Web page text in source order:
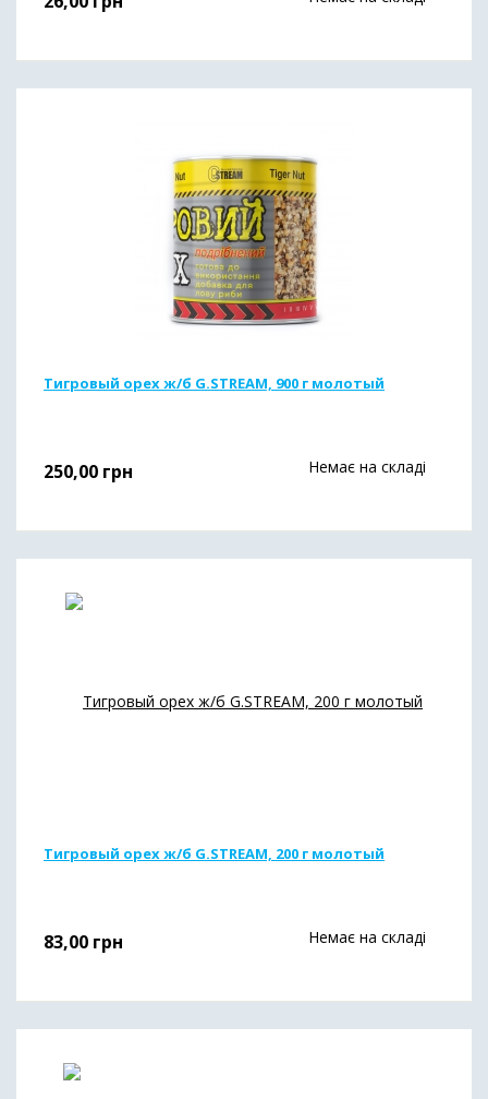
Тигровый орех ж/б G.STREAM, 900 г молотый
250,00 грн Немає на складі
Тигровый орех ж/б G.STREAM, 200 г молотый
83,00 грн Немає на складі